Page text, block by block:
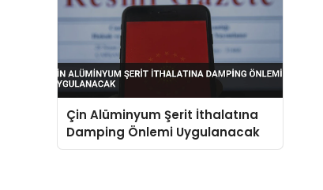
Çin Alüminyum Şerit İthalatına
Damping Önlemi Uygulanacak